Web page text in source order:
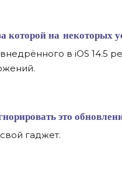
которой на некоторых
в iOS 14.5
это
гаджет.